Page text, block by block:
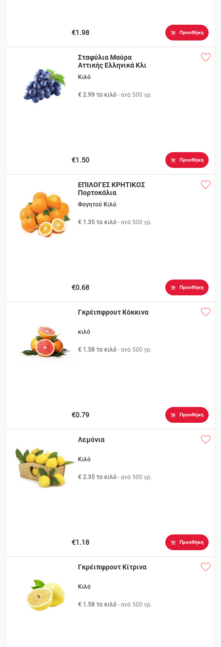
€1.98 Προσθήκη
Σταφύλια Μαύρα
Αττικής Ελληνικά Κλι
Κιλό
€ 2.99 το κιλό - ανά 500 γρ.
€1.50 Προσθήκη
ΕΠΙΛΟΓΕΣ ΚΡΗΤΙΚΟΣ
Πορτοκάλια
Φαγητού Κιλό
€ 1.35 το κιλό - ανά 500 γρ.
€0.68 Προσθήκη
Γκρέιπφρουτ Κόκκινα
κιλό
€ 1.58 το κιλό - ανά 500 γρ.
€0.79 Προσθήκη
Λεμόνια
Κιλό
€ 2.35 το κιλό - ανά 500 γρ.
€1.18 Προσθήκη
Γκρέιπφρουτ Κίτρινα
Κιλό
€ 1.58 το κιλό - ανά 500 γρ.